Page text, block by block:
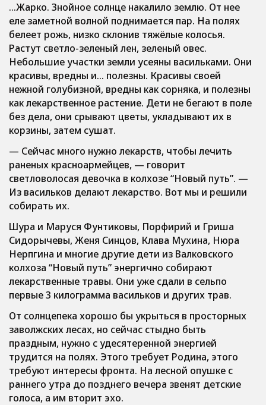
…Жарко. Знойное солнце накалило землю. От нее
еле заметной волной поднимается пар. На полях
белеет рожь, низко склонив тяжёлые колосья.
Растут светло-зеленый лен, зеленый овес.
Небольшие участки земли усеяны васильками. Они
красивы, вредны и… полезны. Красивы своей
нежной голубизной, вредны как сорняка, и полезны
как лекарственное растение. Дети не бегают в поле
без дела, они срывают цветы, укладывают их в
корзины, затем сушат.
— Сейчас много нужно лекарств, чтобы лечить
раненых красноармейцев, — говорит
светловолосая девочка в колхозе “Новый путь”. —
Из васильков делают лекарство. Вот мы и решили
собирать их.
Шура и Маруся Фунтиковы, Порфирий и Гриша
Сидорычевы, Женя Синцов, Клава Мухина, Нюра
Нерпгина и многие другие дети из Валковского
колхоза “Новый путь” энергично собирают
лекарственные травы. Они уже сдали в сельпо
первые 3 килограмма васильков и других трав.
От солнцепека хорошо бы укрыться в просторных
заволжских лесах, но сейчас стыдно быть
праздным, нужно с удесятеренной энергией
трудится на полях. Этого требует Родина, этого
требуют интересы фронта. На лесной опушке с
раннего утра до позднего вечера звенят детские
голоса, а им вторит эхо.